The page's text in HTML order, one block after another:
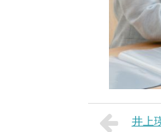
井上